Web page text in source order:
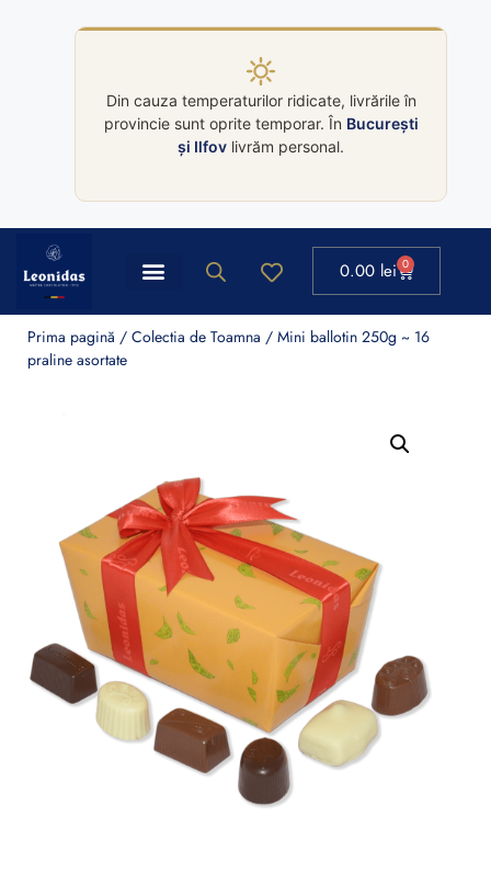
Din cauza temperaturilor ridicate, livrările în
provincie sunt oprite temporar. În București
și Ilfov livrăm personal.
0.00 lei 0
Prima pagină / Colectia de Toamna / Mini ballotin 250g ~ 16
praline asortate